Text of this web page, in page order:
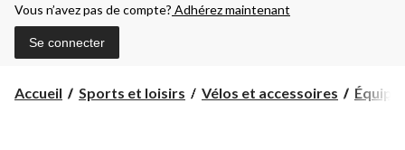
Vous n’avez pas de compte? Adhérez maintenant
Se connecter
Accueil Sports et loisirs Vélos et accessoires